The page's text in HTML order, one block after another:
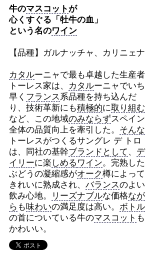
牛のマスコットが
心くすぐる「牡牛の血」
という名のワイン
【品種】ガルナッチャ、カリニェナ
カタルーニャで最も卓越した生産者
トーレス家は、
カタルーニャでいち
早く フランス系品種を持ち込んだ
り、技術革新にも積極的に取り組む
など、この地域のみならずスペイン
全体の品質向上を牽引した。 そんな
トーレスがつくるサングレ デ トロ
は、同社の基幹ブランド として 、 デ
イリーに楽 しめる ワイン。完熟した
ぶどうの凝縮感がオーク樽によって
きれいに熟成され、 バランスのよい
飲み心地。
リーズナブルな価格なが
ら も味わいの満足度は高い。 ボトル
の首についている牛のマスコット も
かわいい。